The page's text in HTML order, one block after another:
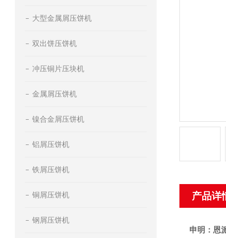
大型金属屑压饼机
双出饼压饼机
冲压铜片压块机
金属屑压饼机
镍合金屑压饼机
铝屑压饼机
铁屑压饼机
铜屑压饼机
钢屑压饼机
产品详
申明：恩